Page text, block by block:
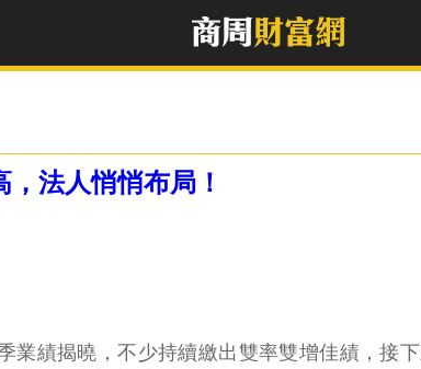
法人悄悄布局！
業績揭曉，不少持續繳出雙率雙增佳績，接